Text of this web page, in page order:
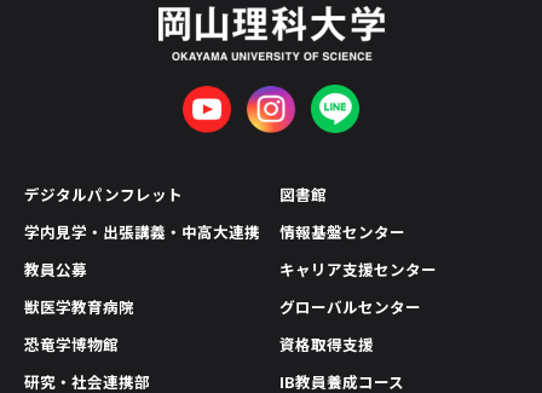
デジタルパンフレット
学内見学・出張講義・中高大連携
教員公募
獣医学教育病院
恐竜学博物館
研究・社会連携部
図書館
情報基盤センター
キャリア支援センター
グローバルセンター
資格取得支援
IB教員養成コース